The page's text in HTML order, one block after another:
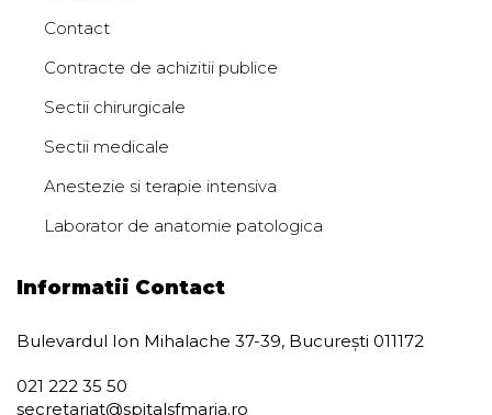
Contact
Contracte de achizitii publice
Sectii chirurgicale
Sectii medicale
Anestezie si terapie intensiva
Laborator de anatomie patologica
Informatii Contact
Bulevardul Ion Mihalache 37-39, București 011172
021 222 35 50
secretariat@spitalsfmaria.ro